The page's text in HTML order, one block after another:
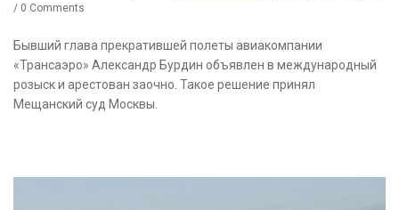
/ 0 Comments
Бывший глава прекратившей полеты авиакомпании
«Трансаэро» Александр Бурдин объявлен в международный
розыск и арестован заочно. Такое решение принял
Мещанский суд Москвы.